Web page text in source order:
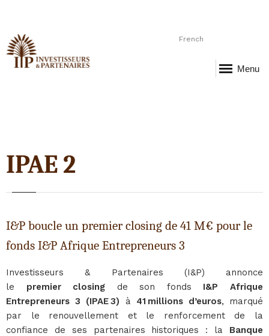
French
Menu
IPAE 2
I&P boucle un premier closing de 41 M€ pour le
fonds I&P Afrique Entrepreneurs 3
Investisseurs & Partenaires (I&P) annonce
le premier closing de son fonds I&P Afrique
Entrepreneurs 3 (IPAE 3) à 41 millions d’euros, marqué
par le renouvellement et le renforcement de la
confiance de ses partenaires historiques : la Banque